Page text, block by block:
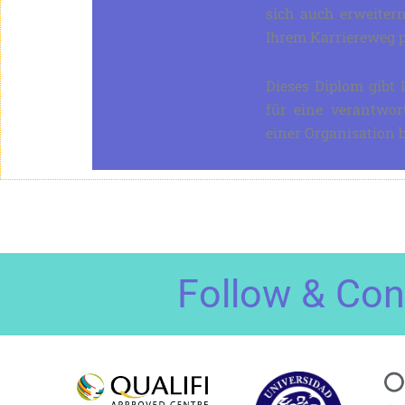
sich auch
Ihrem Karriereweg
Dieses Diplom gibt
für eine
einer Organisation
Follow &